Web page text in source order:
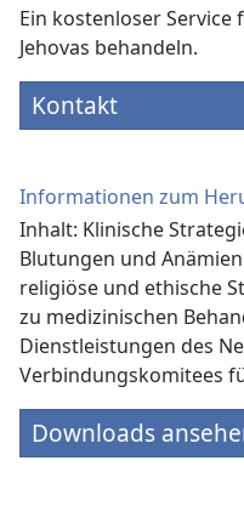
Ein kostenloser Service
Jehovas behandeln.
Kontakt
Informationen zum
Inhalt: Klinische
Blutungen und
religiöse und ethische
zu medizinischen
Dienstleistungen des
Verbindungs­komitees
Downloads